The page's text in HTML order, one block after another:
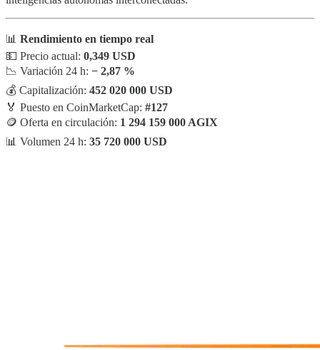
📊 Rendimiento en tiempo real
💵 Precio actual: 0,349 USD
📉 Variación 24 h: − 2,87 %
💰 Capitalización: 452 020 000 USD
🏅 Puesto en CoinMarketCap: #127
🪙 Oferta en circulación: 1 294 159 000 AGIX
📊 Volumen 24 h: 35 720 000 USD